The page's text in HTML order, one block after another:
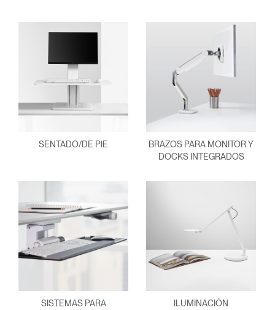
SENTADO/DE PIE
BRAZOS PARA MONITOR Y
DOCKS INTEGRADOS
SISTEMAS PARA
ILUMINACIÓN